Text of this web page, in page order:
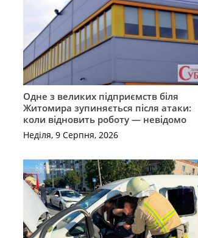
Одне з великих підприємств біля
Житомира зупиняється після атаки:
коли відновить роботу — невідомо
Неділя, 9 Серпня, 2026